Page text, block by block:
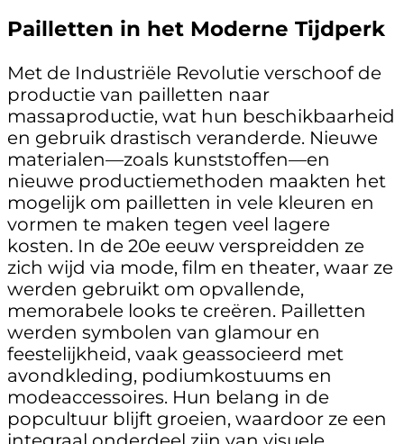
Pailletten in het Moderne Tijdperk
Met de Industriële Revolutie verschoof de
productie van pailletten naar
massaproductie, wat hun beschikbaarheid
en gebruik drastisch veranderde. Nieuwe
materialen—zoals kunststoffen—en
nieuwe productiemethoden maakten het
mogelijk om pailletten in vele kleuren en
vormen te maken tegen veel lagere
kosten. In de 20e eeuw verspreidden ze
zich wijd via mode, film en theater, waar ze
werden gebruikt om opvallende,
memorabele looks te creëren. Pailletten
werden symbolen van glamour en
feestelijkheid, vaak geassocieerd met
avondkleding, podiumkostuums en
modeaccessoires. Hun belang in de
popcultuur blijft groeien, waardoor ze een